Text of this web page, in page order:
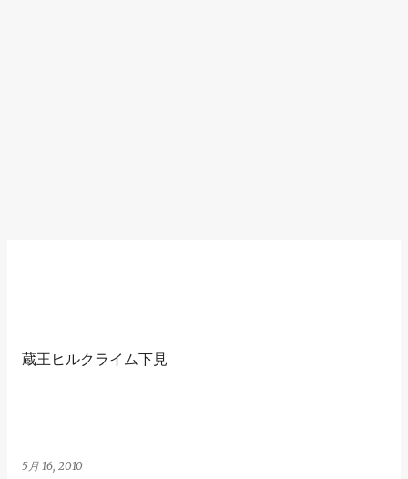
蔵王ヒルクライム下見
5月 16, 2010